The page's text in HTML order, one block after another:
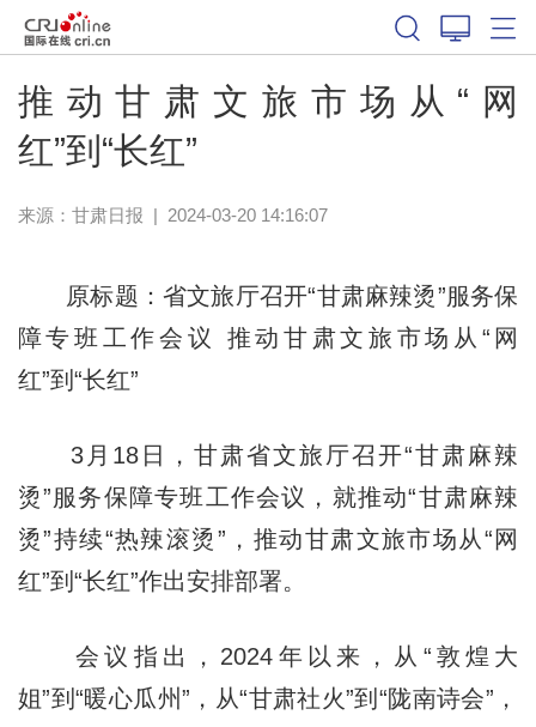
推动甘肃文旅市场从“网
红”到“长红”
来源： 甘肃日报 | 2024-03-20 14:16:07
原标题：省文旅厅召开“甘肃麻辣烫”服务保
障专班工作会议 推动甘肃文旅市场从“网
红”到“长红”
3月18日，甘肃省文旅厅召开“甘肃麻辣
烫”服务保障专班工作会议，就推动“甘肃麻辣
烫”持续“热辣滚烫”，推动甘肃文旅市场从“网
红”到“长红”作出安排部署。
会议指出，2024年以来，从“敦煌大
姐”到“暖心瓜州”，从“甘肃社火”到“陇南诗会”，